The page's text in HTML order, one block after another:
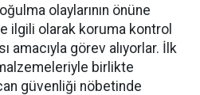
olaylarının önüne
ilgili olarak koruma kontrol
amacıyla görev alıyorlar. İlk
birlikte
güvenliği nöbetinde